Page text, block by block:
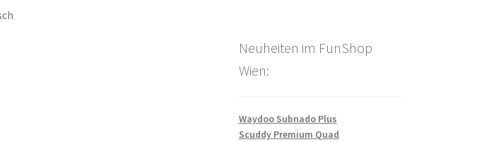
Neuheiten im FunShop
Wien:
Waydoo Subnado Plus
Scuddy Premium Quad